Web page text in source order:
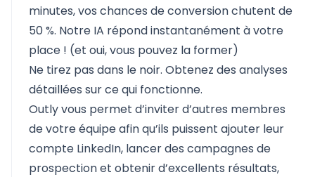
minutes, vos chances de conversion chutent de
50 %. Notre IA répond instantanément à votre
place ! (et oui, vous pouvez la former)
Ne tirez pas dans le noir. Obtenez des analyses
détaillées sur ce qui fonctionne.
Outly vous permet d’inviter d’autres membres
de votre équipe afin qu’ils puissent ajouter leur
compte LinkedIn, lancer des campagnes de
prospection et obtenir d’excellents résultats,